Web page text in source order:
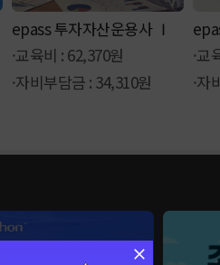
epass 투자자산운용사 Ⅰ
·교육비 : 62,370원
·자비부담금 : 34,310원
·교
·자